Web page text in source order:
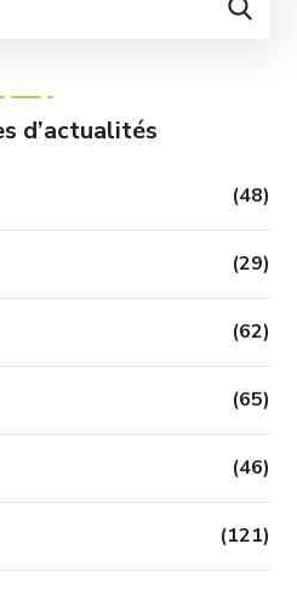
d’actualités
(48)
(29)
(62)
(65)
(46)
(121)